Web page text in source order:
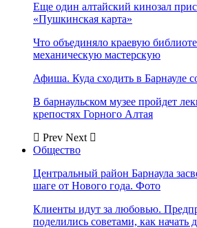
Еще один алтайский кинозал
«Пушкинская карта»
Что объединяло краевую
механическую мастерскую
Афиша. Куда сходить в Барнауле
В барнаульском музее пройдет
крепостях Горного Алтая
Prev Next
Общество
Центральный район Барнаула
шаге от Нового года. Фото
Клиенты идут за любовью.
поделились советами, как начать